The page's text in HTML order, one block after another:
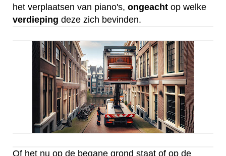
het verplaatsen van piano's, ongeacht op welke
verdieping deze zich bevinden.
Of het nu op de begane grond staat of op de